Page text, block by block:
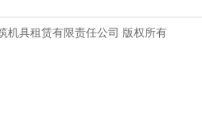
机具租赁有限责任公司 版权所有